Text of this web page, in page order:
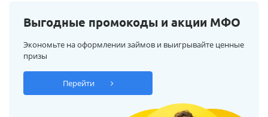
Выгодные промокоды и акции МФО
Экономьте на оформлении займов и выигрывайте ценные
призы
Перейти